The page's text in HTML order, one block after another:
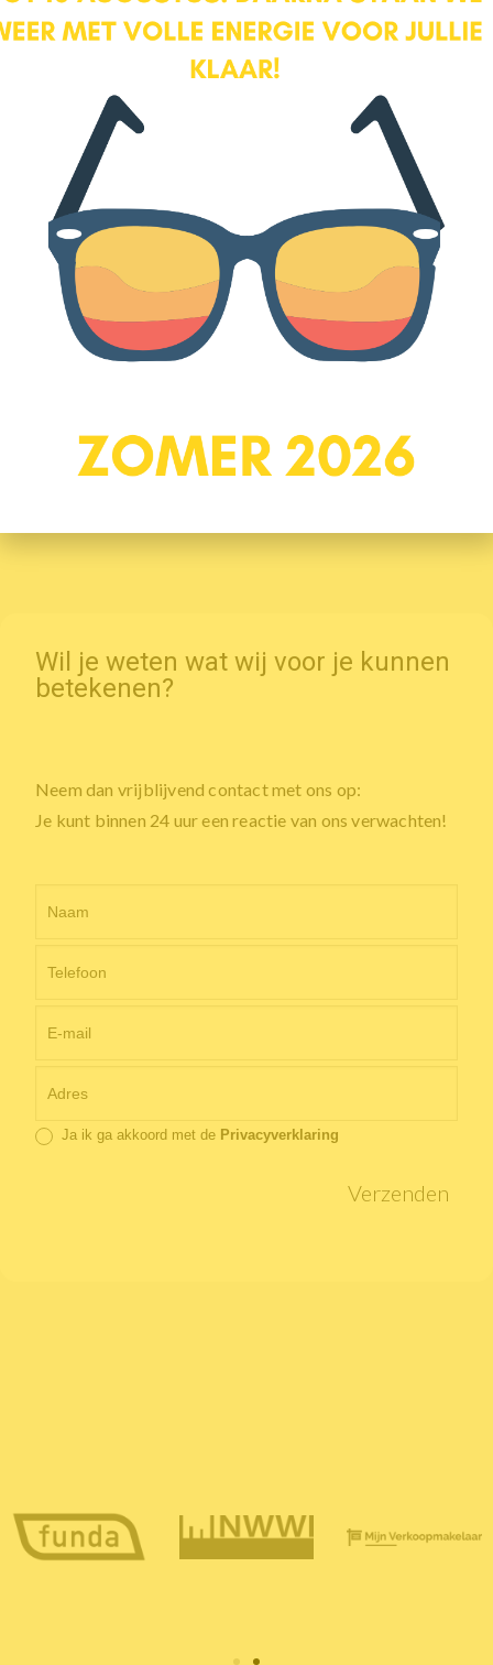
Gratis waardebepaling
Overweeg je om je huis te gaan verkopen en
ben je benieuwd hoeveel je huis waard is in de
huidige markt? Een waardebepaling geeft
direct inzicht in je bestedingsruimte voor een
toekomstige woning. We komen graag bij je
langs om inzicht te geven in de reële waarde
van je huis. Een waardebepaling is geheel
vrijblijvend en we komen ook ’s avonds of op
zaterdag.
Ik wil graag een gratis
waardebepaling
Wil je weten wat wij voor je kunnen
betekenen?
Neem dan vrijblijvend contact met ons op:
Je kunt binnen 24 uur een reactie van ons verwachten!
thuis
Ja ik ga akkoord met de Privacyverklaring
Verzenden